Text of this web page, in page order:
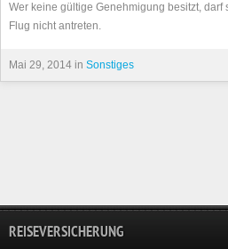
Wer keine gültige Genehmigung besitzt, darf
Flug nicht antreten.
Mai 29, 2014 in Sonstiges
REISEVERSICHERUNG